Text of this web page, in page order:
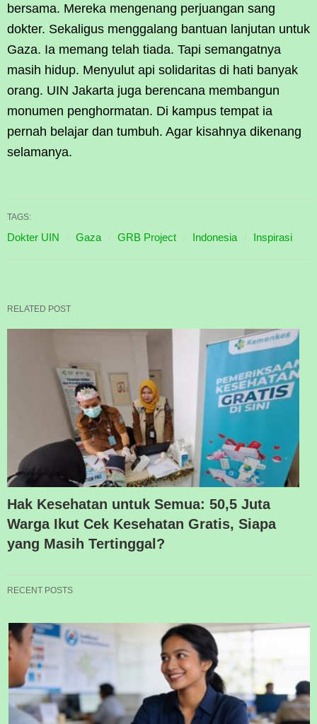
bersama. Mereka mengenang perjuangan sang
dokter. Sekaligus menggalang bantuan lanjutan untuk
Gaza. Ia memang telah tiada. Tapi semangatnya
masih hidup. Menyulut api solidaritas di hati banyak
orang. UIN Jakarta juga berencana membangun
monumen penghormatan. Di kampus tempat ia
pernah belajar dan tumbuh. Agar kisahnya dikenang
selamanya.
TAGS:
Dokter UIN Gaza GRB Project Indonesia Inspirasi
RELATED POST
Hak Kesehatan untuk Semua: 50,5 Juta
Warga Ikut Cek Kesehatan Gratis, Siapa
yang Masih Tertinggal?
RECENT POSTS